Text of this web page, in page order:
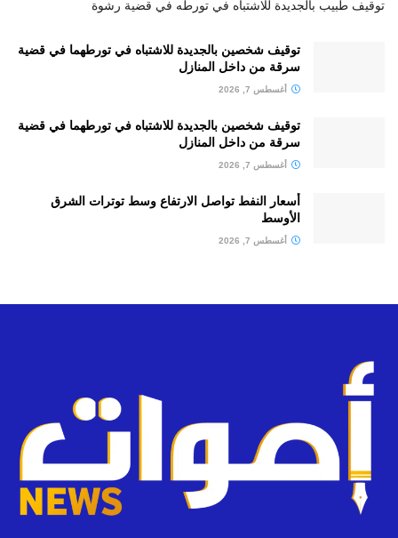
توقيف طبيب بالجديدة للاشتباه في تورطه في قضية رشوة
توقيف شخصين بالجديدة للاشتباه في تورطهما في قضية
سرقة من داخل المنازل
أغسطس 7, 2026
توقيف شخصين بالجديدة للاشتباه في تورطهما في قضية
سرقة من داخل المنازل
أغسطس 7, 2026
أسعار النفط تواصل الارتفاع وسط توترات الشرق
الأوسط
أغسطس 7, 2026